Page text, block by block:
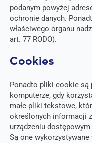
podanym powyżej
ochronie danych.
właściwego organu
art. 77 RODO).
Cookies
Ponadto pliki cookie są
komputerze, gdy
małe pliki tekstowe,
określonych informacji
urządzeniu
Są one